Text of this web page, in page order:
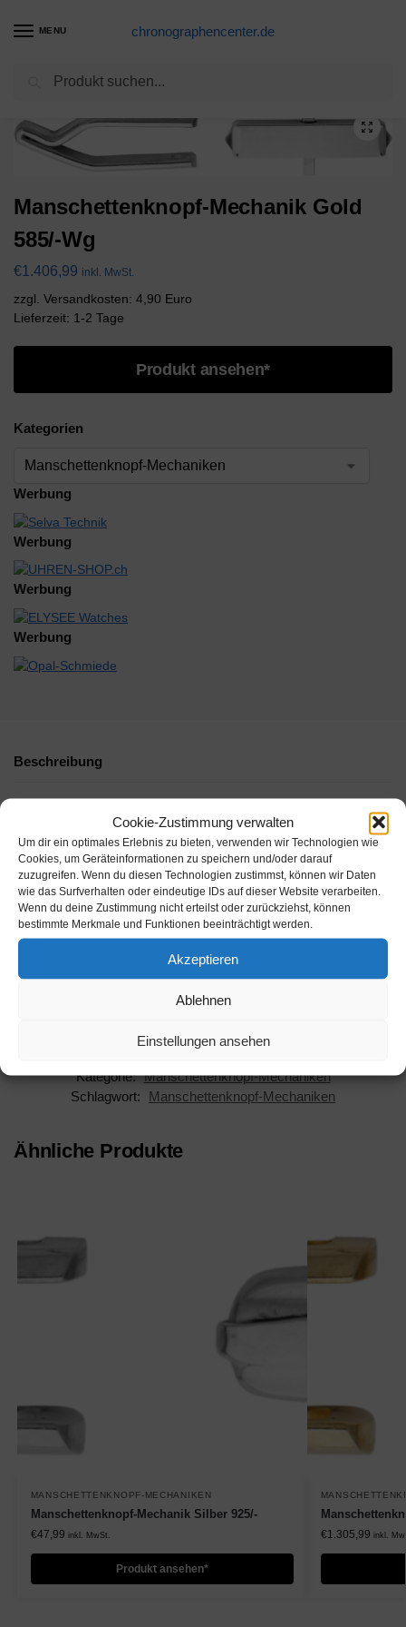
Cookie-Zustimmung verwalten
Um dir ein optimales Erlebnis zu bieten, verwenden wir Technologien wie
Cookies, um Geräteinformationen zu speichern und/oder darauf
zuzugreifen. Wenn du diesen Technologien zustimmst, können wir Daten
wie das Surfverhalten oder eindeutige IDs auf dieser Website verarbeiten.
Wenn du deine Zustimmung nicht erteilst oder zurückziehst, können
bestimmte Merkmale und Funktionen beeinträchtigt werden.
Akzeptieren
Ablehnen
Einstellungen ansehen
MENU chronographencenter.de
Manschettenknopf-Mechaniken
Manschettenknopf-Mechanik Gold
585/-Wg
€1.406,99 inkl. MwSt.
zzgl. Versandkosten: 4,90 Euro
Lieferzeit: 1-2 Tage
Produkt ansehen*
Kategorien
Werbung
Werbung
Werbung
Werbung
Beschreibung
Manschettenknopf-Mechanik Gold 585/-Wg
Inhalt:
Hersteller: Rudolf Flume Technik GmbH
AAN: 3261-102446
Kategorie: Manschettenknopf-Mechaniken
Schlagwort:
Manschettenknopf-Mechaniken
Ähnliche Produkte
MANSCHETTENKNOPF-MECHANIKEN
Manschettenknopf-Mechanik Silber 925/-
€47,99 inkl. MwSt.
Produkt ansehen*
€1.305,99 inkl.